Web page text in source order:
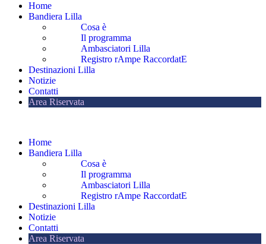
Home
Bandiera Lilla
Cosa è
Il programma
Ambasciatori Lilla
Registro rAmpe RaccordatE
Destinazioni Lilla
Notizie
Contatti
Area Riservata
Home
Bandiera Lilla
Cosa è
Il programma
Ambasciatori Lilla
Registro rAmpe RaccordatE
Destinazioni Lilla
Notizie
Contatti
Area Riservata